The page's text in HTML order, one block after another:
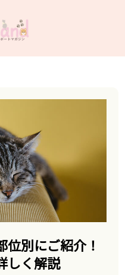
別にご紹介！
しく解説